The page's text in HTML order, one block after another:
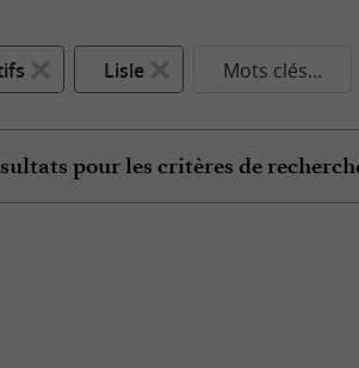
Lisle Mots clés...
pour les critères de